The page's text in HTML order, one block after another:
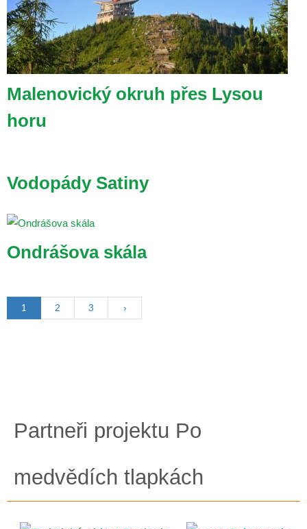
Malenovický okruh přes Lysou
horu
Vodopády Satiny
Ondrášova skála
1 2 3 ›
Partneři projektu Po
medvědích tlapkách